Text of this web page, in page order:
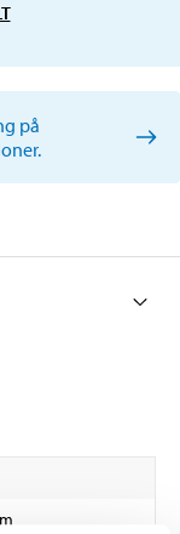
på